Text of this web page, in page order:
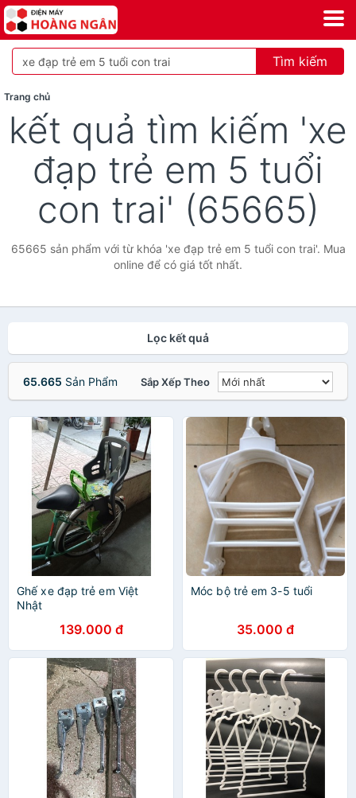
Tìm kiếm
Trang chủ
kết quả tìm kiếm 'xe
đạp trẻ em 5 tuổi
con trai' (65665)
65665 sản phẩm với từ khóa 'xe đạp trẻ em 5 tuổi con trai'. Mua
online để có giá tốt nhất.
Lọc kết quả
65.665 Sản Phẩm Sắp Xếp Theo
Ghế xe đạp trẻ em Việt
Nhật
139.000 đ
Móc bộ trẻ em 3-5 tuổi
35.000 đ